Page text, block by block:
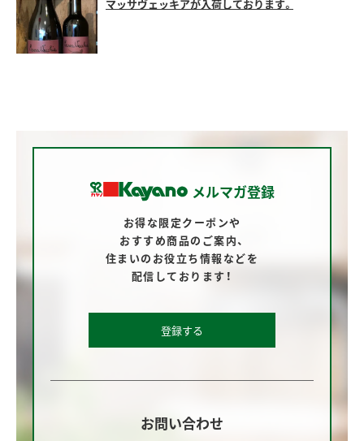
マッサヴェッキアが入荷しております。
メルマガ登録
お得な限定クーポンや
おすすめ商品のご案内、
住まいのお役立ち情報などを
配信しております！
登録する
お問い合わせ